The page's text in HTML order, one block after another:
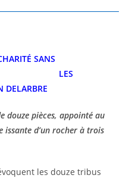
SANS
LES
DELARBRE
douze pièces, appointé au
d’un rocher à trois
les douze tribus